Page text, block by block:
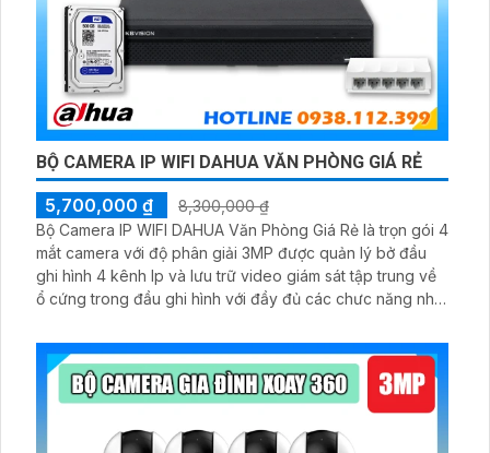
BỘ CAMERA IP WIFI DAHUA VĂN PHÒNG GIÁ RẺ
5,700,000 ₫
8,300,000 ₫
Bộ Camera IP WIFI DAHUA Văn Phòng Giá Rẻ là trọn gói 4
mắt camera với độ phân giải 3MP được quản lý bở đầu
ghi hình 4 kênh Ip và lưu trữ video giám sát tập trung về
ổ cứng trong đầu ghi hình với đầy đủ các chưc năng như
giám sát có màu vào ban đêm